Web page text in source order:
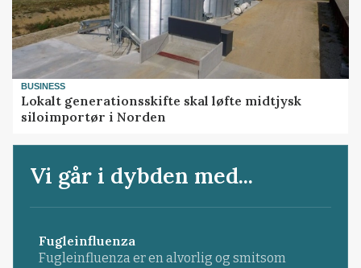
BUSINESS
Lokalt generationsskifte skal løfte midtjysk
siloimportør i Norden
Vi går i dybden med...
Fugleinfluenza
Fugleinfluenza er en alvorlig og smitsom